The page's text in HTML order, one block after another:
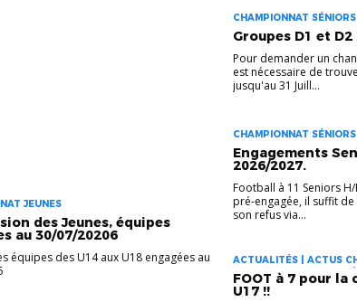
JEUNES
des Jeunes, équipes
au 30/07/20206
équipes des U14 aux U18 engagées au
CHAMPIONNAT SÉNIORS
Groupes D1 et D2
Pour demander un
est nécessaire de
jusqu'au 31 Juill...
CHAMPIONNAT SÉNIORS
Engagements
2026/2027.
Football à 11 Seniors
pré-engagée, il suffit
son refus via...
ACTUALITÉS | ACTUS
CHAMPIONNAT JEUNES
| INFOS PRATIQUES
FOOT à 7 pour la
U17 !!